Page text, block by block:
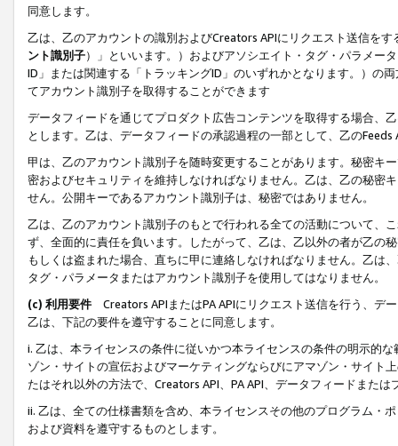
同意します。
乙は、乙のアカウントの識別およびCreators APIにリクエスト送信を
ント識別子）」といいます。）およびアソシエイト・タグ・パラメー
ID」または関連する「トラッキングID」のいずれかとなります。）の
てアカウント識別子を取得することができます
データフィードを通じてプロダクト広告コンテンツを取得する場合、
とします。乙は、データフィードの承認過程の一部として、乙の
甲は、乙のアカウント識別子を随時変更することがあります。秘密キ
密およびセキュリティを維持しなければなりません。乙は、乙の秘密
せん。公開キーであるアカウント識別子は、秘密ではありません。
乙は、乙のアカウント識別子のもとで行われる全ての活動について、
ず、全面的に責任を負います。したがって、乙は、乙以外の者が乙の
もしくは盗まれた場合、直ちに甲に連絡しなければなりません。乙は
タグ・パラメータまたはアカウント識別子を使用してはなりません。
(c) 利用要件 Creators APIまたはPA APIにリクエスト送信を行う、デ
乙は、下記の要件を遵守することに同意します。
i. 乙は、本ライセンスの条件に従いかつ本ライセンスの条件の明示的
ゾン・サイトの宣伝およびマーケティングならびにアマゾン・サイト
たはそれ以外の方法で、Creators API、PA API、データフィードまた
ii. 乙は、全ての仕様書類を含め、本ライセンスその他のプログラム・
および資料を遵守するものとします。